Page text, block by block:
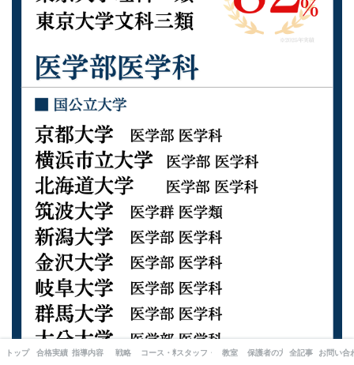
トップ 合格実績 指導内容 戦略 コース・料金スタッフ・出版書籍
教室 保護者の方へ全記事 お問い合